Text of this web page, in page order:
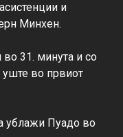
и
Минхен.
31. минута и со
уште во првиот
ублажи Пуадо во